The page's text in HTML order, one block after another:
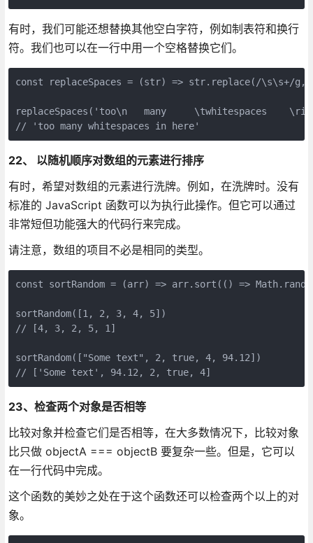
有时，我们可能还想替换其他空白字符，例如制表符和换行
符。我们也可以在一行中用一个空格替换它们。
const replaceSpaces = (str) => str.replace(/\s\s+/
replaceSpaces('too\n   many     \twhitespaces
// 'too many whitespaces in here'
22、 以随机顺序对数组的元素进行排序
有时，希望对数组的元素进行洗牌。例如，在洗牌时。没有
标准的 JavaScript 函数可以为执行此操作。但它可以通过
非常短但功能强大的代码行来完成。
请注意，数组的项目不必是相同的类型。
const sortRandom = (arr) => arr.sort(() =>
sortRandom([1, 2, 3, 4, 5])
// [4, 3, 2, 5, 1]
sortRandom(["Some text", 2, true, 4, 94.12])
// ['Some text', 94.12, 2, true, 4]
23、检查两个对象是否相等
比较对象并检查它们是否相等，在大多数情况下，比较对象
比只做 objectA === objectB 要复杂一些。但是，它可以
在一行代码中完成。
这个函数的美妙之处在于这个函数还可以检查两个以上的对
象。